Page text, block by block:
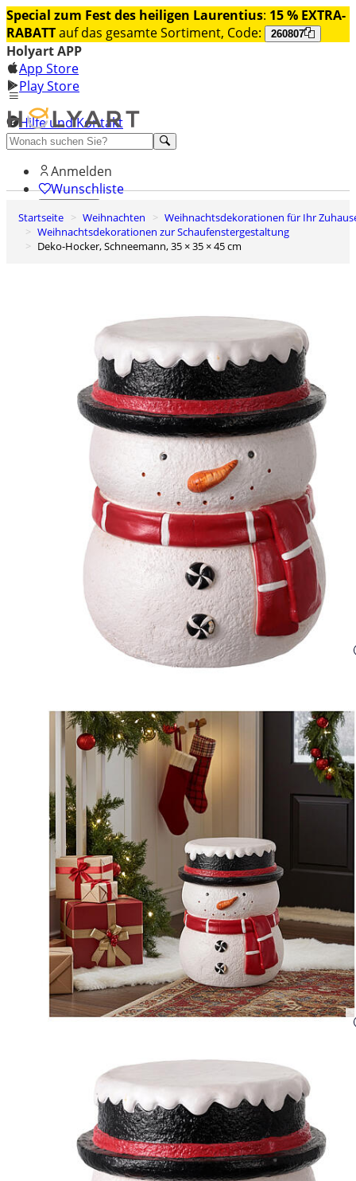
Special zum Fest des heiligen Laurentius: 15 % EXTRA-
RABATTauf das gesamte Sortiment, Code: 260807
Holyart APP
App Store
Play Store
Hilfe und Kontakt
Entdecken Sie Premium
Anmelden
Wunschliste
0
Warenkorb
Startseite Weihnachten
Weihnachtsdekorationen für Ihr
Weihnachtsdekorationen zur Schaufenstergestaltung
Deko-Hocker, Schneemann, 35 × 35 × 45 cm